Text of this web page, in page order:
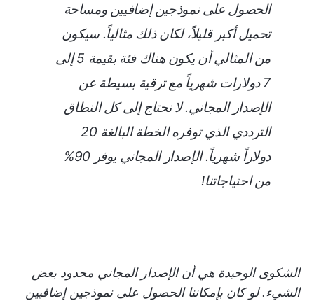
الحصول على نموذجين إضافيين ومساحة
تحميل أكبر قليلاً، لكان ذلك مثالياً. سيكون
من المثالي أن يكون هناك فئة بقيمة 5 إلى
7 دولارات شهرياً مع ترقية بسيطة عن
الإصدار المجاني. لا نحتاج إلى كل النطاق
الترددي الذي توفره الخطة البالغة 20
دولاراً شهرياً. الإصدار المجاني يوفر 90%
من احتياجاتنا!
الشكوى الوحيدة هي أن الإصدار المجاني محدود بعض
الشيء. لو كان بإمكاننا الحصول على نموذجين إضافيين